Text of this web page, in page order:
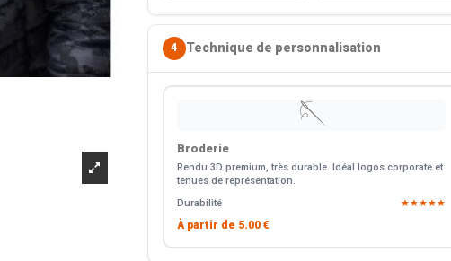
4 Technique de personnalisation
🪡
Broderie
Rendu 3D premium, très durable. Idéal logos corporate et
tenues de représentation.
Durabilité
★★★★★
À partir de 5.00 €